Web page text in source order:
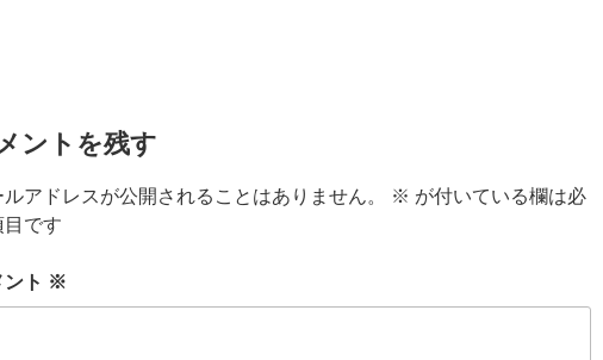
ントを残す
ルアドレスが公開されることはありません。 ※ が付いている欄は必
目です
ント ※